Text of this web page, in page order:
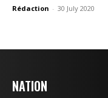
Rédaction - 30 July 2020
NATION